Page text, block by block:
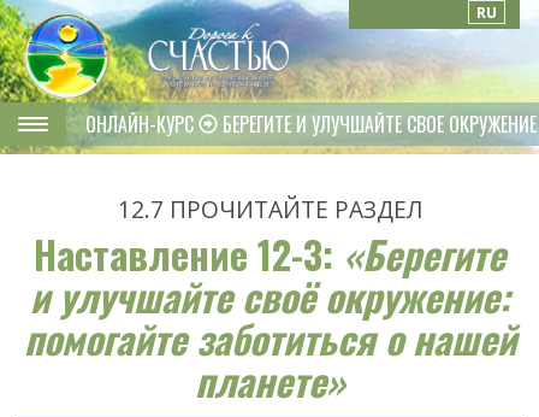
RU
ОНЛАЙН-КУРС БЕРЕГИТЕ И УЛУЧШАЙТЕ СВОЕ ОКРУЖЕНИЕ
12.7 ПРОЧИТАЙТЕ РАЗДЕЛ
Наставление 12-3: «Берегите
и улучшайте своё окружение:
помогайте заботиться о нашей
планете»